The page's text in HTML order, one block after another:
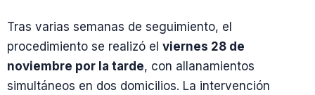
Tras varias semanas de seguimiento, el
procedimiento se realizó el viernes 28 de
noviembre por la tarde, con allanamientos
simultáneos en dos domicilios. La intervención